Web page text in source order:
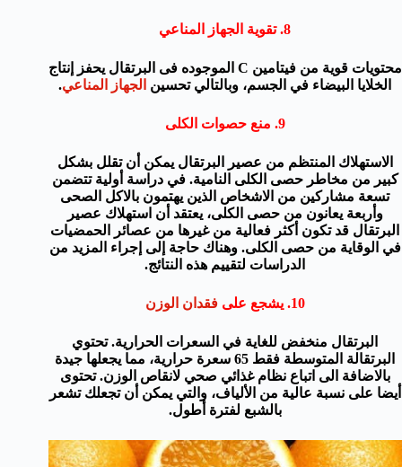
8. تقوية الجهاز المناعي
محتويات قوية من فيتامين C الموجوده فى البرتقال يحفز إنتاج
الخلايا البيضاء في الجسم، وبالتالي تحسين الجهاز المناعي.
9. منع حصوات الكلى
الاستهلاك المنتظم من عصير البرتقال يمكن أن تقلل بشكل
كبير من مخاطر حصى الكلى النامية.في دراسة أولية تتضمن
تسعة مشاركين من الاشخاص الذين يهتمون بالاكل الصحى
وأربعة يعانون من حصى الكلى،يعتقد أن استهلاك عصير
البرتقال قد تكون أكثر فعالية من غيرها من عصائر
الحمضيات
في الوقاية من حصى الكلى.وهناك حاجة إلى إجراء المزيد من
الدراسات لتقييم هذه النتائج.
10. يشجع علىفقدان الوزن
البرتقال منخفض للغاية في السعرات الحرارية. تحتوي
البرتقالة المتوسطة فقط 65 سعرة حرارية، مما يجعلها جيدة
بالاضافة الى اتباع نظام غذائي صحي لانقاص الوزن.تحتوى
أيضا على نسبة عالية من الألياف، والتييمكن أن تجعلك تشعر
بالشبع لفترة أطول.